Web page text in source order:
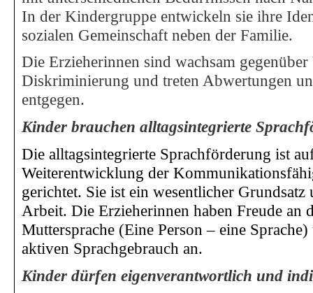
In der Kindergruppe entwickeln sie ihre
sozialen Gemeinschaft neben der Familie.
Die Erzieherinnen sind wachsam
Diskriminierung und treten Abwertungen
entgegen.
Kinder brauchen alltagsintegrierte
Die alltagsintegrierte Sprachförderung ist
Weiterentwicklung der
gerichtet. Sie ist ein wesentlicher Grundsatz
Arbeit. Die Erzieherinnen haben Freude
Muttersprache (Eine Person – eine
aktiven Sprachgebrauch an.
Kinder dürfen eigenverantwortlich und